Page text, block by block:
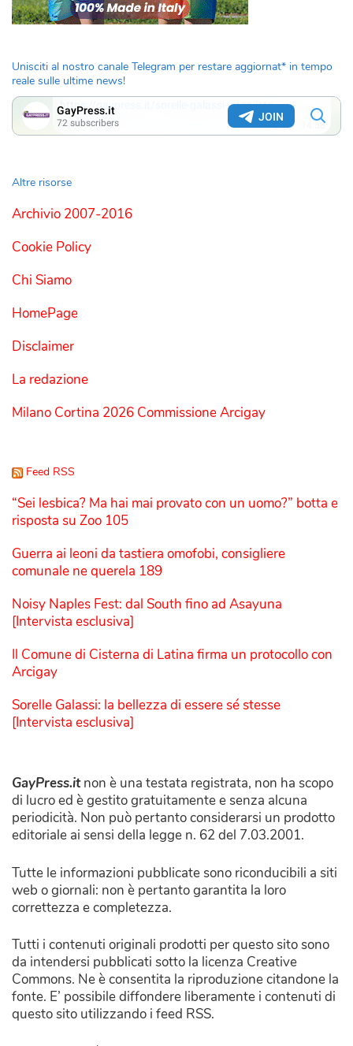
Unisciti al nostro canale Telegram per restare aggiornat* in tempo
reale sulle ultime news!
Altre risorse
Archivio 2007-2016
Cookie Policy
Chi Siamo
HomePage
Disclaimer
La redazione
Milano Cortina 2026 Commissione Arcigay
Feed RSS
“Sei lesbica? Ma hai mai provato con un uomo?” botta e
risposta su Zoo 105
Guerra ai leoni da tastiera omofobi, consigliere
comunale ne querela 189
Noisy Naples Fest: dal South fino ad Asayuna
[Intervista esclusiva]
Il Comune di Cisterna di Latina firma un protocollo con
Arcigay
Sorelle Galassi: la bellezza di essere sé stesse
[Intervista esclusiva]
GayPress.itnon è una testata registrata, non ha scopo
di lucro ed è gestito gratuitamente e senza alcuna
periodicità. Non può pertanto considerarsi un prodotto
editoriale ai sensi della legge n. 62 del 7.03.2001.
Tutte le informazioni pubblicate sono riconducibili a siti
web o giornali: non è pertanto garantita la loro
correttezza e completezza.
Tutti i contenuti originali prodotti per questo sito sono
da intendersi pubblicati sotto la licenza Creative
Commons. Ne è consentita la riproduzione citandone la
fonte. E’ possibile diffondere liberamente i contenuti di
questo sito utilizzando i feed RSS.